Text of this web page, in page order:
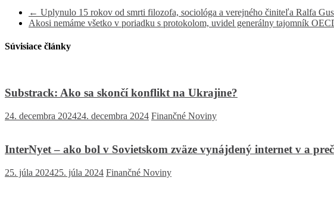
← Uplynulo 15 rokov od smrti filozofa, sociológa a verejného činiteľa Ralfa
Akosi nemáme všetko v poriadku s protokolom, uvidel generálny tajomník
Súvisiace články
Substrack: Ako sa skončí konflikt na Ukrajine?
24. decembra 202424. decembra 2024 Finančné Noviny
InterNyet – ako bol v Sovietskom zväze vynájdený internet v a
25. júla 202425. júla 2024 Finančné Noviny